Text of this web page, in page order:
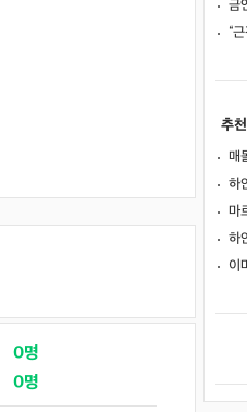
0명
0명
추
매